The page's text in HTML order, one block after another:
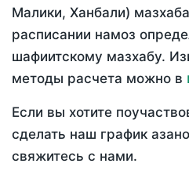
Малики, Ханбали)
расписании намоз
шафиитскому мазхабу.
методы расчета можно в
Если вы хотите
сделать наш график
свяжитесь с нами.